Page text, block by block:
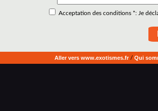
Acceptation des conditions *: Je
Aller vers www.exotismes.fr/ Qui